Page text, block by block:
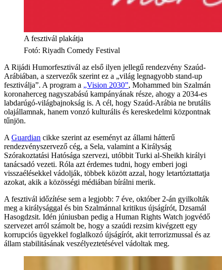
A fesztivál plakátja
Fotó: Riyadh Comedy Festival
A Rijádi Humorfesztivál az első ilyen jellegű rendezvény Szaúd-
Arábiában, a szervezők szerint ez a „világ legnagyobb stand-up
fesztiválja”. A program a „Vision 2030”, Mohammed bin Szalmán
koronaherceg nagyszabású kampányának része, ahogy a 2034-es
labdarúgó-világbajnokság is. A cél, hogy Szaúd-Arábia ne brutális
olajállamnak, hanem vonzó kulturális és kereskedelmi központnak
tűnjön.
A Guardian cikke szerint az eseményt az állami hátterű
rendezvényszervező cég, a Sela, valamint a Királyság
Szórakoztatási Hatósága szervezi, utóbbit Turki al-Sheikh királyi
tanácsadó vezeti. Róla azt érdemes tudni, hogy emberi jogi
visszaélésekkel vádolják, többek között azzal, hogy letartóztattatja
azokat, akik a közösségi médiában bírálni merik.
A fesztivál időzítése sem a legjobb: 7 éve, október 2-án gyilkolták
meg a királysággal és bin Szalmánnal kritikus újságírót, Dzsamál
Hasogdzsit. Idén júniusban pedig a Human Rights Watch jogvédő
szervezet arról számolt be, hogy a szaúdi rezsim kivégzett egy
korrupciós ügyekkel foglalkozó újságírót, akit terrorizmussal és az
állam stabilitásának veszélyeztetésével vádoltak meg.